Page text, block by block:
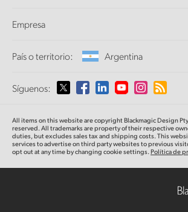
Captura y reproducción
Conversión de formatos
Supervisión
Almacenamiento en redes
Direccionamiento y distribución
Transmisión y codificación
Empresa
Perfil empresarial
Medios
País o territorio: Argentina
Selecciona un país o territorio
Australia
Austria
Síguenos:
All items on this website are copyright Blackmagic Design
reserved. All trademarksare propertyof their respective
duties, but excludes sales tax and shipping costs.This
services to advertise on third party websites to previous
opt out at any time by changing cookie settings.Política de